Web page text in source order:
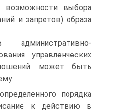
возможности выбора
и запретов) образа
управленческих
может быть
порядка
к действию в